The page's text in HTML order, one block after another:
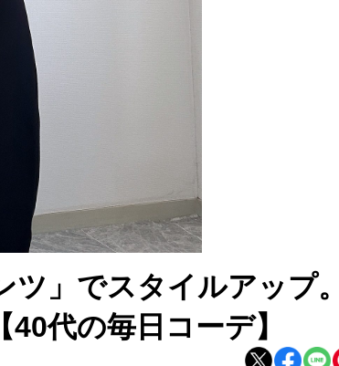
」でスタイルアップ。
代の毎日コーデ】